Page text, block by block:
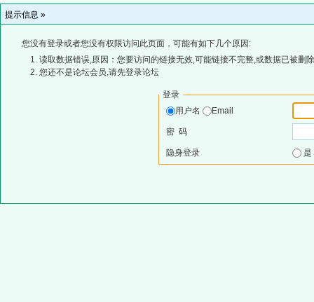
提示信息 »
您没有登录或者您没有权限访问此页面，可能有如下几个原因:
读取数据错误,原因：您要访问的链接无效,可能链接不完整,或数据已被删
您还不是论坛会员,请先登录论坛
登录
用户名
Email
密 码
隐身登录